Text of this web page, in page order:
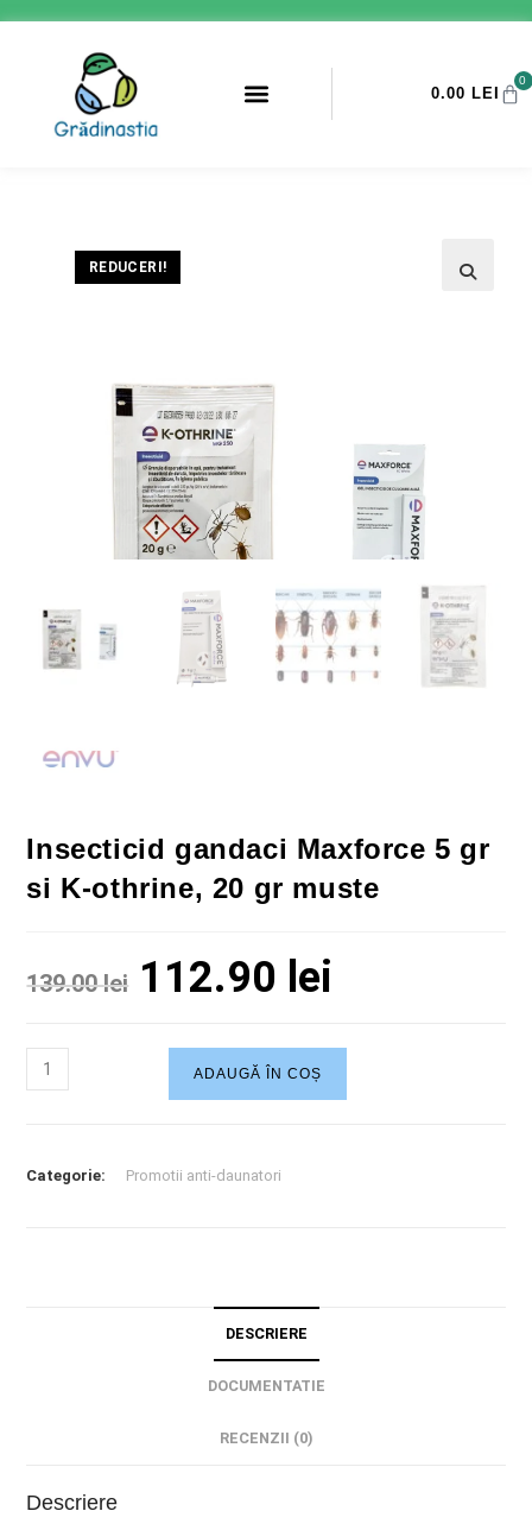
0.00 LEI
0
REDUCERI!
Insecticid gandaci Maxforce 5 gr
si K-othrine, 20 gr muste
139.00lei 112.90 lei
ADAUGĂ ÎN COȘ
Categorie: Promotii anti-daunatori
DESCRIERE
DOCUMENTATIE
RECENZII (0)
Descriere